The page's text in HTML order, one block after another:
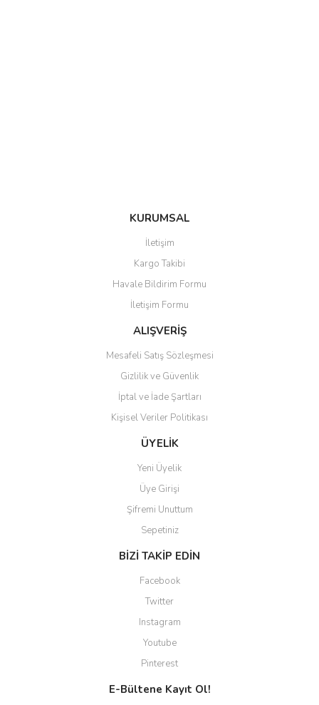
KURUMSAL
İletişim
Kargo Takibi
Havale Bildirim Formu
İletişim Formu
ALIŞVERİŞ
Mesafeli Satış Sözleşmesi
Gizlilik ve Güvenlik
İptal ve İade Şartları
Kişisel Veriler Politikası
ÜYELİK
Yeni Üyelik
Üye Girişi
Şifremi Unuttum
Sepetiniz
BİZİ TAKİP EDİN
Facebook
Twitter
Instagram
Youtube
Pinterest
E-Bültene Kayıt Ol!